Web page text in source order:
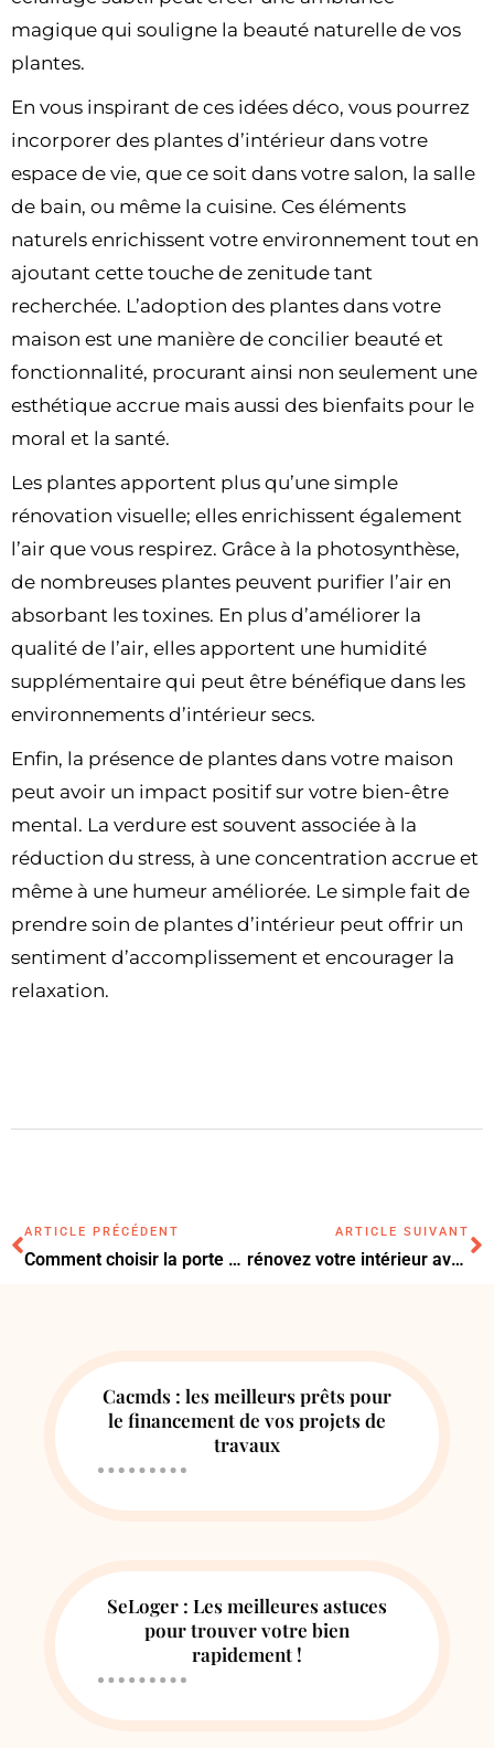
magique qui souligne la beauté naturelle de vos
plantes.
En vous inspirant de ces idées déco, vous pourrez
incorporer des plantes d’intérieur dans votre
espace de vie, que ce soit dans votre salon, la salle
de bain, ou même la cuisine. Ces éléments
naturels enrichissent votre environnement tout en
ajoutant cette touche de zenitude tant
recherchée. L’adoption des plantes dans votre
maison est une manière de concilier beauté et
fonctionnalité, procurant ainsi non seulement une
esthétique accrue mais aussi des bienfaits pour le
moral et la santé.
Les plantes apportent plus qu’une simple
rénovation visuelle; elles enrichissent également
l’air que vous respirez. Grâce à la photosynthèse,
de nombreuses plantes peuvent purifier l’air en
absorbant les toxines. En plus d’améliorer la
qualité de l’air, elles apportent une humidité
supplémentaire qui peut être bénéfique dans les
environnements d’intérieur secs.
Enfin, la présence de plantes dans votre maison
peut avoir un impact positif sur votre bien-être
mental. La verdure est souvent associée à la
réduction du stress, à une concentration accrue et
même à une humeur améliorée. Le simple fait de
prendre soin de plantes d’intérieur peut offrir un
sentiment d’accomplissement et encourager la
relaxation.
ARTICLE PRÉCÉDENT
Comment choisir la porte de garage idéale pour votre maison ou entreprise
ARTICLE SUIVANT
rénovez votre intérieur avec ces astuces déco surprenantes et faciles à réaliser
Cacmds : les meilleurs prêts pour
le financement de vos projets de
travaux
SeLoger : Les meilleures astuces
pour trouver votre bien
rapidement !